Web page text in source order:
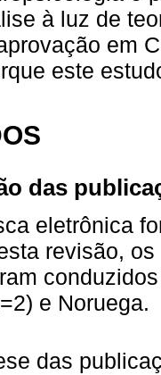
à luz de
em
este
das
eletrônica
revisão,
e Noruega.
das